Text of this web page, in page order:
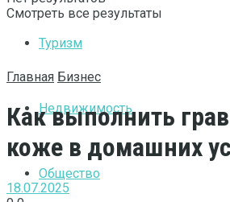
Туризм
Недвижимость
Общество
Смотреть все результаты
Главная Бизнес
Как выполнить
коже в домашних
18.07.2025